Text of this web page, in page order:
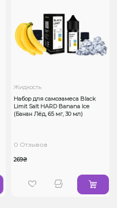
Жидкость
Набор для самозамеса Black
Limit Salt HARD Banana Ice
(Банан Лёд, 65 мг, 30 мл)
0 Отзывов
269₴